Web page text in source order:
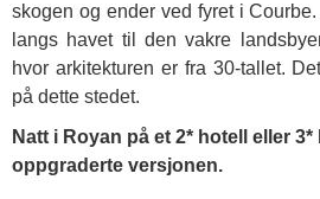
skogen og ender ved fyret i
langs havet til den vakre
hvor arkitekturen er fra 30-tallet.
på dette stedet.
Natt i Royan på et 2* hotell eller
oppgraderte versjonen.